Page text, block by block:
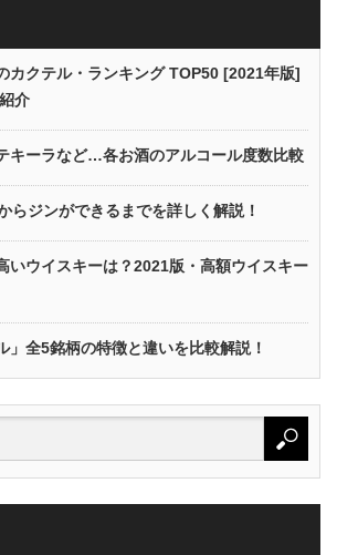
カクテル・ランキング TOP50 [2021年版]
介
キーラなど…各お酒のアルコール度数比較
らジンができるまでを詳しく解説！
いウイスキーは？2021版・高額ウイスキー
」全5銘柄の特徴と違いを比較解説！